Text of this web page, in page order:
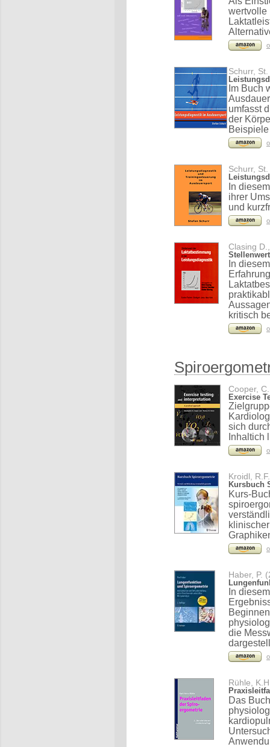
wertvolle
Schurr,
Im Buch
umfasst
der
Schurr,
In
ihrer
und
Clasing
In
kritisch
Cooper,
Exercise
sich
Inhaltich
Kroidl,
Kursbuch
Kurs-
Haber, P.
In
die
Rühle,
Das